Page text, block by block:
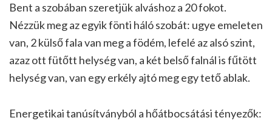
Bent a szobában szeretjük alváshoz a 20 fokot.
Nézzük meg az egyik fönti háló szobát: ugye emeleten
van, 2 külső fala van meg a födém, lefelé az alsó szint,
azaz ott fütőtt helység van, a két belső falnál is fűtött
helység van, van egy erkély ajtó meg egy tető ablak.
Energetikai tanúsítványból a hőátbocsátási tényezők: